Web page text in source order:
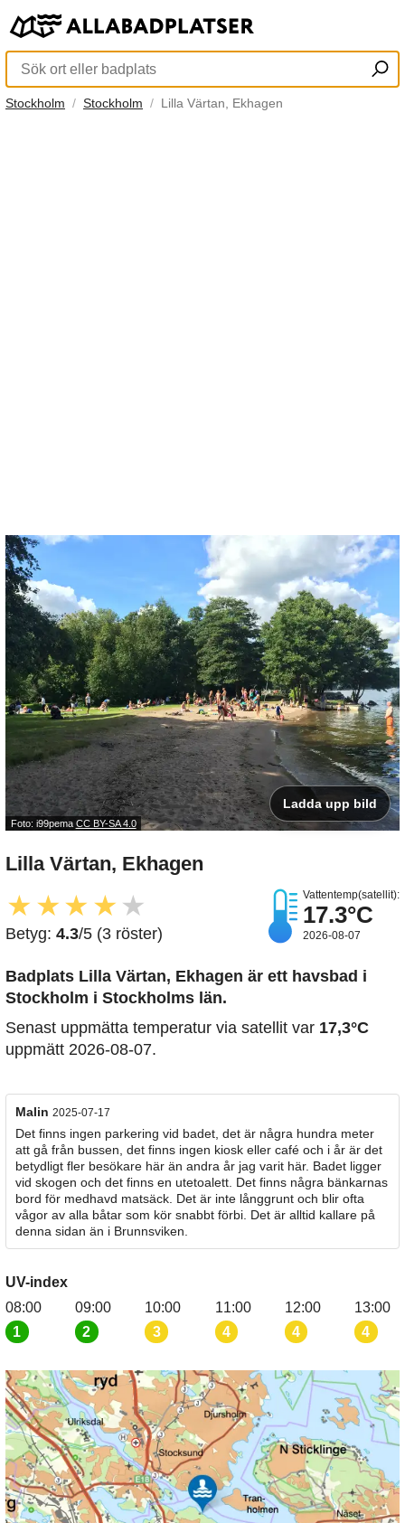
Stockholm Stockholm Lilla Värtan, Ekhagen
Foto: i99pema CC BY-SA 4.0
Ladda upp bild
Lilla Värtan, Ekhagen
★ ★★ ★ ★
Betyg: 4.3/5 (3 röster)
Vattentemp(satellit):
17.3°C
2026-08-07
Badplats Lilla Värtan, Ekhagen är ett havsbad i
Stockholm i Stockholms län.
Senast uppmätta temperatur via satellit var 17,3°C
uppmätt 2026-08-07.
Malin 2025-07-17
Det finns ingen parkering vid badet, det är några hundra meter
att gå från bussen, det finns ingen kiosk eller café och i år är det
betydligt fler besökare här än andra år jag varit här. Badet ligger
vid skogen och det finns en utetoalett. Det finns några bänkarnas
bord för medhavd matsäck. Det är inte långgrunt och blir ofta
vågor av alla båtar som kör snabbt förbi. Det är alltid kallare på
denna sidan än i Brunnsviken.
UV-index
08:00
1
09:00
2
10:00
3
11:00
4
12:00
4
13:00
4